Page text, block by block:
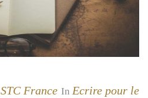
STC France In Ecrire pour le